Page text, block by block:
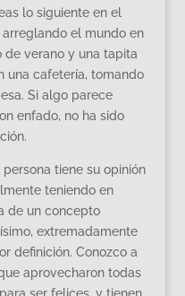
lo siguiente en el
el mundo en
de verano y una tapita
una cafetería, tomando
Si algo parece
enfado, no ha sido
persona tiene su opinión
teniendo en
de un concepto
extremadamente
definición. Conozco a
aprovecharon todas